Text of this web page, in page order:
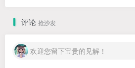
评论 抢沙发
欢迎您留下宝贵的见解！